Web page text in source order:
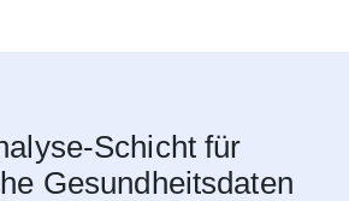
Schicht für
Gesundheitsdaten